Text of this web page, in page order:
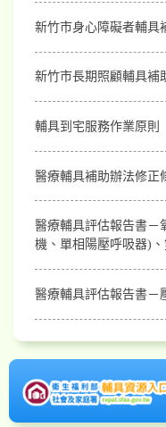
新竹市身心障礙者輔具
新竹市長期照顧輔具補
輔具到宅服務作業原則
醫療輔具補助辦法修正
醫療輔具評估報告書－
機、單相陽壓呼吸器)
醫療輔具評估報告書－